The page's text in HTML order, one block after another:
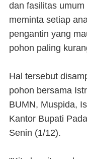
dan fasilitas
meminta setiap
pengantin yang
pohon paling
Hal tersebut
pohon bersama
BUMN, Muspida,
Kantor Bupati
Senin (1/12).